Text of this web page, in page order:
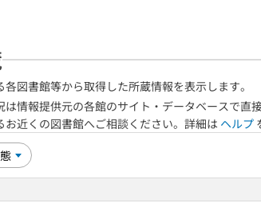
図書館等から取得した所蔵情報を表示します。
情報提供元の各館のサイト・データベースで
近くの図書館へご相談ください。詳細は ヘルプ